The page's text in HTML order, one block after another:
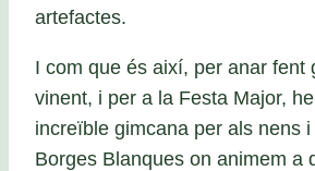
artefactes.
I com que és així, per anar fent
vinent, i per a la Festa Major,
increïble gimcana per als nens
Borges Blanques on animem a